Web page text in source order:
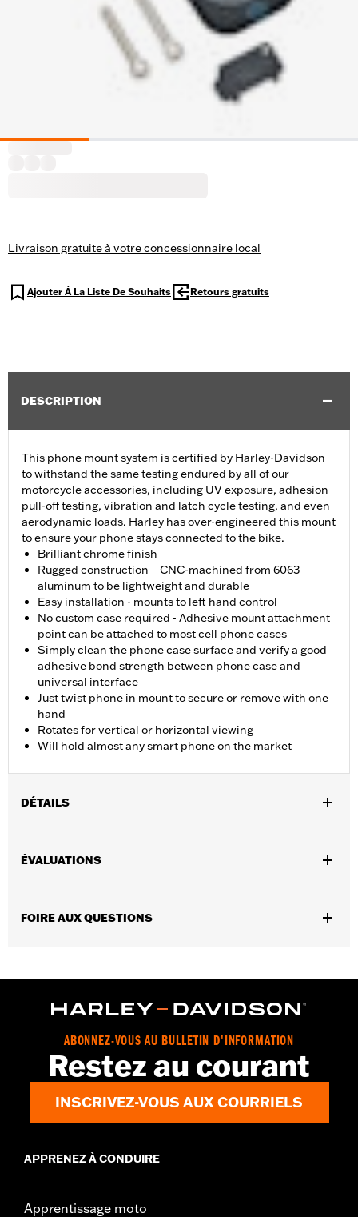
Livraison gratuite à votre concessionnaire local
Ajouter À La Liste De Souhaits Retours gratuits
DESCRIPTION
This phone mount system is certified by Harley-Davidson
to withstand the same testing endured by all of our
motorcycle accessories, including UV exposure, adhesion
pull-off testing, vibration and latch cycle testing, and even
aerodynamic loads. Harley has over-engineered this mount
to ensure your phone stays connected to the bike.
Brilliant chrome finish
Rugged construction – CNC-machined from 6063
aluminum to be lightweight and durable
Easy installation - mounts to left hand control
No custom case required - Adhesive mount attachment
point can be attached to most cell phone cases
Simply clean the phone case surface and verify a good
adhesive bond strength between phone case and
universal interface
Just twist phone in mount to secure or remove with one
hand
Rotates for vertical or horizontal viewing
Will hold almost any smart phone on the market
DÉTAILS
RH1250S 2021 et après, ELW 2020 et après, VRSC™ 2002 à 2017,
modèles ultérieurs (sauf FLHTCUSE 2009 à 2013 et FLHTKSE
ÉVALUATIONS
FOIRE AUX QUESTIONS
ABONNEZ-VOUS AU BULLETIN D'INFORMATION
Restez au courant
INSCRIVEZ-VOUS AUX COURRIELS
APPRENEZ À CONDUIRE
Apprentissage moto